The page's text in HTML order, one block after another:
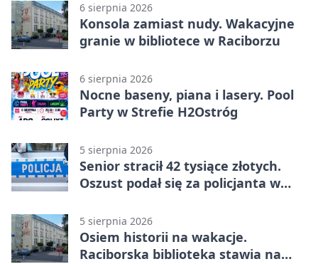
6 sierpnia 2026
Konsola zamiast nudy. Wakacyjne
granie w bibliotece w Raciborzu
6 sierpnia 2026
Nocne baseny, piana i lasery. Pool
Party w Strefie H2Ostróg
5 sierpnia 2026
Senior stracił 42 tysiące złotych.
Oszust podał się za policjanta w
5 sierpnia 2026
Osiem historii na wakacje.
Raciborska biblioteka stawia na